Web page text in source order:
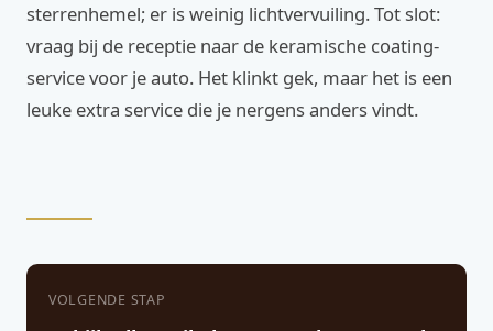
sterrenhemel; er is weinig lichtvervuiling. Tot slot:
vraag bij de receptie naar de keramische coating-
service voor je auto. Het klinkt gek, maar het is een
leuke extra service die je nergens anders vindt.
VOLGENDE STAP